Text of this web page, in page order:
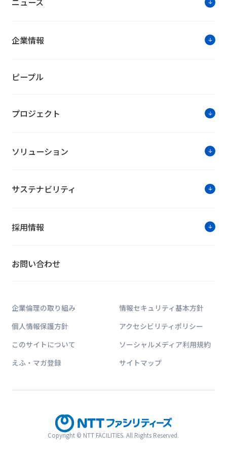
企業情報
ピープル
プロジェクト
ソリューション
サステナビリティ
採用情報
お問い合わせ
企業倫理の取り組み
情報セキュリティ基本方針
個人情報保護方針
アクセシビリティポリシー
このサイトについて
ソーシャルメディア利用規約
えふ・マガ登録
サイトマップ
Copyright © NTT FACILITIES. All Rights Reserved.